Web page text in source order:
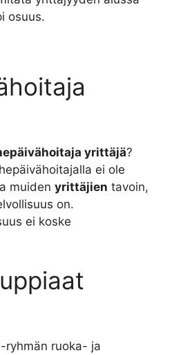
osuus.
yrittäjä?
ei ole
muiden yrittäjien tavoin,
on.
ei koske
-ryhmän ruoka- ja